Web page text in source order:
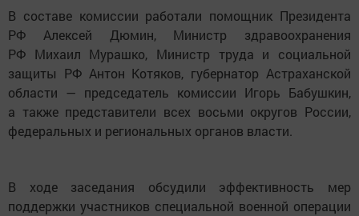
В составе комиссии работали помощник Президента
РФ Алексей Дюмин, Министр здравоохранения
РФ Михаил Мурашко, Министр труда и социальной
защиты РФ Антон Котяков, губернатор Астраханской
области — председатель комиссии Игорь Бабушкин,
а также представители всех восьми округов России,
федеральных и региональных органов власти.
В ходе заседания обсудили эффективность мер
поддержки участников специальной военной операции